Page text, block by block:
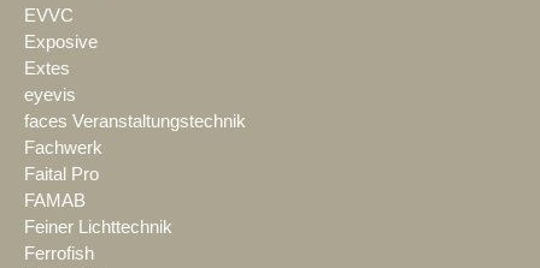
EVVC
Exposive
Extes
eyevis
faces Veranstaltungstechnik
Fachwerk
Faital Pro
FAMAB
Feiner Lichttechnik
Ferrofish